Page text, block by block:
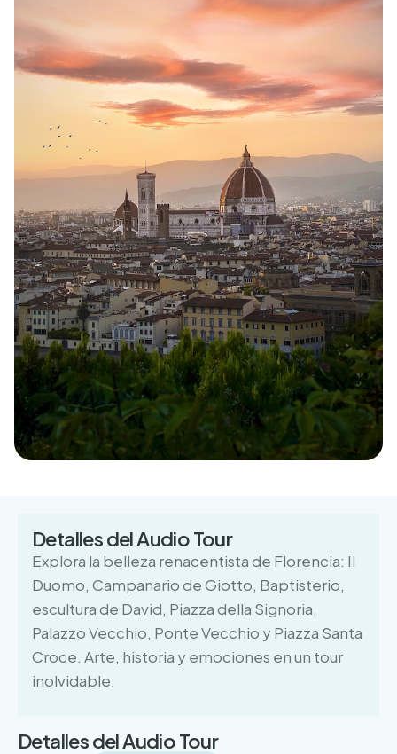
Detalles del Audio Tour
Explora la belleza renacentista de Florencia: Il
Duomo, Campanario de Giotto, Baptisterio,
escultura de David, Piazza della Signoria,
Palazzo Vecchio, Ponte Vecchio y Piazza Santa
Croce. Arte, historia y emociones en un tour
inolvidable.
Detalles del Audio Tour